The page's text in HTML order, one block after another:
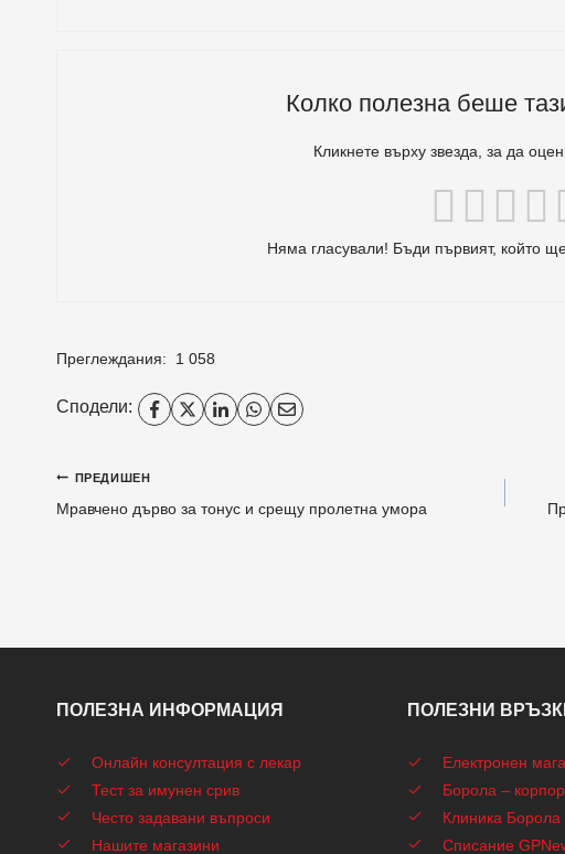
Колко полезна беше
Кликнете върху звезда, за да
Няма гласували! Бъди първият, който
Преглеждания: 1 058
Сподели:
Навигация
ПРЕДИШЕН
Мравчено дърво за тонус и срещу пролетна умора
ПОЛЕЗНА ИНФОРМАЦИЯ
Онлайн консултация с лекар
Тест за имунен срив
Често задавани въпроси
Нашите магазини
ПОЛЕЗНИ
Електронен
Борола –
Клиника Борола
Списание